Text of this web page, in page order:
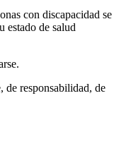
con discapacidad se
estado de salud
de responsabilidad, de